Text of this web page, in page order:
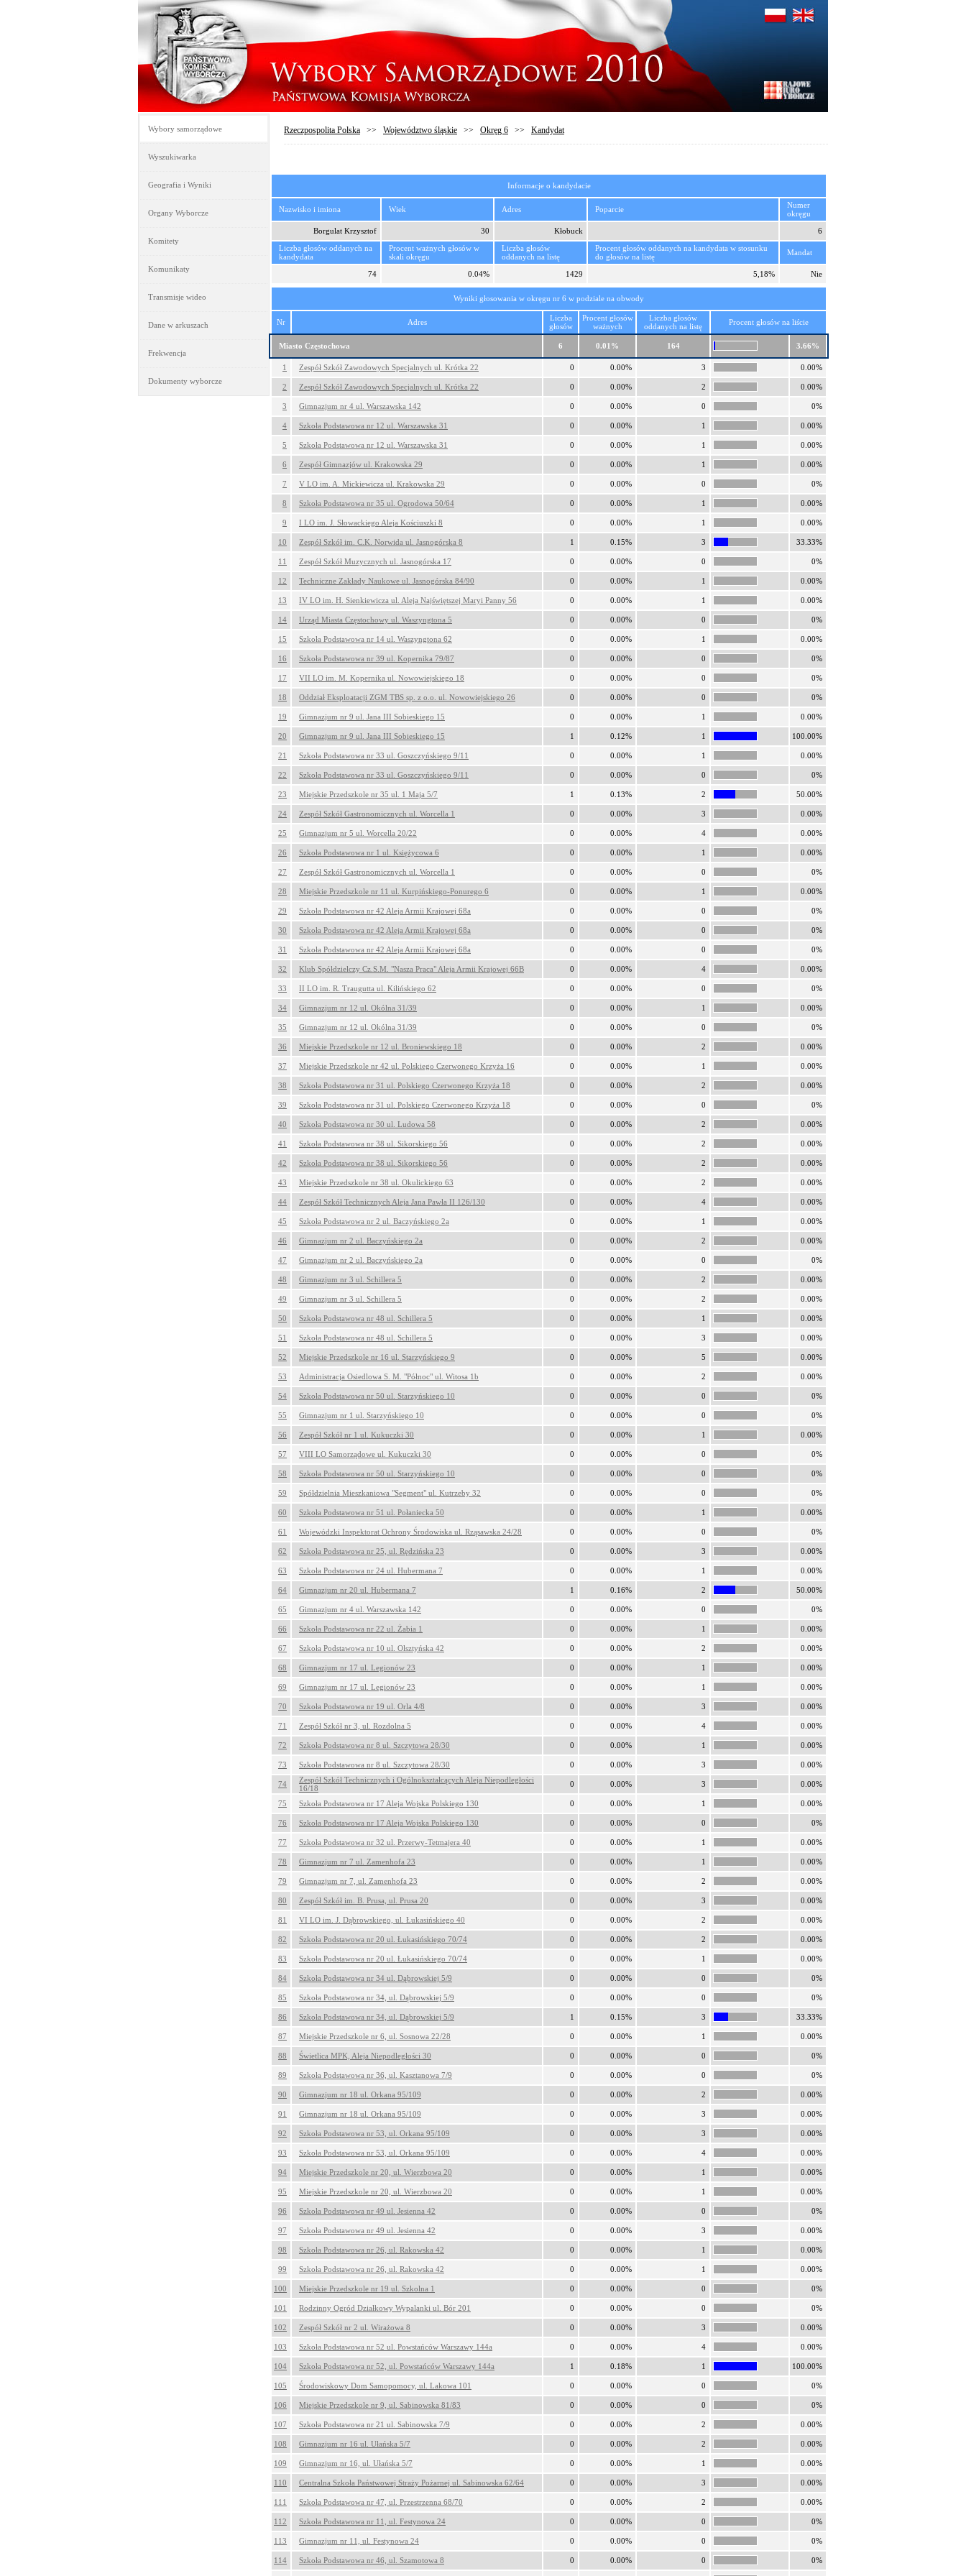
Wybory samorządowe
Wyszukiwarka
Geografia i Wyniki
Organy Wyborcze
Komitety
Komunikaty
Transmisje wideo
Dane w arkuszach
Frekwencja
Dokumenty wyborcze
Rzeczpospolita Polska >> Województwo śląskie >> Okręg 6 >> Kandydat
Informacje o kandydacie
Nazwisko i imiona Wiek Adres Poparcie
Numer
okręgu
Borgulat Krzysztof
30 Kłobuck
6
Liczba głosów oddanych na
kandydata
Procent ważnych głosów w
skali okręgu
Liczba głosów
oddanych na listę
Procent głosów oddanych na kandydata w stosunku
do głosów na listę
Mandat
74 0.04% 1429 5,18% Nie
Wyniki głosowania w okręgu nr 6 w podziale na obwody
Nr Adres
Liczba
głosów
Procent głosów
ważnych
Liczba głosów
oddanych na listę
Procent głosów na liście
Miasto Częstochowa 6 0.01% 164 3.66%
1 Zespół Szkół Zawodowych Specjalnych ul. Krótka 22 0 0.00% 3 0.00%
2 Zespół Szkół Zawodowych Specjalnych ul. Krótka 22 0 0.00% 2 0.00%
3 Gimnazjum nr 4 ul. Warszawska 142 0 0.00% 0 0%
4 Szkoła Podstawowa nr 12 ul. Warszawska 31 0 0.00% 1 0.00%
5 Szkoła Podstawowa nr 12 ul. Warszawska 31 0 0.00% 1 0.00%
6 Zespół Gimnazjów ul. Krakowska 29 0 0.00% 1 0.00%
7 V LO im. A. Mickiewicza ul. Krakowska 29 0 0.00% 0 0%
8 Szkoła Podstawowa nr 35 ul. Ogrodowa 50/64 0 0.00% 1 0.00%
9 I LO im. J. Słowackiego Aleja Kościuszki 8 0 0.00% 1 0.00%
10 Zespół Szkół im. C.K. Norwida ul. Jasnogórska 8 1 0.15% 3 33.33%
11 Zespół Szkół Muzycznych ul. Jasnogórska 17 0 0.00% 0 0%
12 Techniczne Zakłady Naukowe ul. Jasnogórska 84/90 0 0.00% 1 0.00%
13 IV LO im. H. Sienkiewicza ul. Aleja Najświętszej Maryi Panny 56 0 0.00% 1 0.00%
14 Urząd Miasta Częstochowy ul. Waszyngtona 5 0 0.00% 0 0%
15 Szkoła Podstawowa nr 14 ul. Waszyngtona 62 0 0.00% 1 0.00%
16 Szkoła Podstawowa nr 39 ul. Kopernika 79/87 0 0.00% 0 0%
17 VII LO im. M. Kopernika ul. Nowowiejskiego 18 0 0.00% 0 0%
18 Oddział Eksploatacji ZGM TBS sp. z o.o. ul. Nowowiejskiego 26 0 0.00% 0 0%
19 Gimnazjum nr 9 ul. Jana III Sobieskiego 15 0 0.00% 1 0.00%
20 Gimnazjum nr 9 ul. Jana III Sobieskiego 15 1 0.12% 1 100.00%
21 Szkoła Podstawowa nr 33 ul. Goszczyńskiego 9/11 0 0.00% 1 0.00%
22 Szkoła Podstawowa nr 33 ul. Goszczyńskiego 9/11 0 0.00% 0 0%
23 Miejskie Przedszkole nr 35 ul. 1 Maja 5/7 1 0.13% 2 50.00%
24 Zespół Szkół Gastronomicznych ul. Worcella 1 0 0.00% 3 0.00%
25 Gimnazjum nr 5 ul. Worcella 20/22 0 0.00% 4 0.00%
26 Szkoła Podstawowa nr 1 ul. Księżycowa 6 0 0.00% 1 0.00%
27 Zespół Szkół Gastronomicznych ul. Worcella 1 0 0.00% 0 0%
28 Miejskie Przedszkole nr 11 ul. Kurpińskiego-Ponurego 6 0 0.00% 1 0.00%
29 Szkoła Podstawowa nr 42 Aleja Armii Krajowej 68a 0 0.00% 0 0%
30 Szkoła Podstawowa nr 42 Aleja Armii Krajowej 68a 0 0.00% 0 0%
31 Szkoła Podstawowa nr 42 Aleja Armii Krajowej 68a 0 0.00% 0 0%
32 Klub Spółdzielczy Cz.S.M. "Nasza Praca" Aleja Armii Krajowej 66B 0 0.00% 4 0.00%
33 II LO im. R. Traugutta ul. Kilińskiego 62 0 0.00% 0 0%
34 Gimnazjum nr 12 ul. Okólna 31/39 0 0.00% 1 0.00%
35 Gimnazjum nr 12 ul. Okólna 31/39 0 0.00% 0 0%
36 Miejskie Przedszkole nr 12 ul. Broniewskiego 18 0 0.00% 2 0.00%
37 Miejskie Przedszkole nr 42 ul. Polskiego Czerwonego Krzyża 16 0 0.00% 1 0.00%
38 Szkoła Podstawowa nr 31 ul. Polskiego Czerwonego Krzyża 18 0 0.00% 2 0.00%
39 Szkoła Podstawowa nr 31 ul. Polskiego Czerwonego Krzyża 18 0 0.00% 0 0%
40 Szkoła Podstawowa nr 30 ul. Ludowa 58 0 0.00% 2 0.00%
41 Szkoła Podstawowa nr 38 ul. Sikorskiego 56 0 0.00% 2 0.00%
42 Szkoła Podstawowa nr 38 ul. Sikorskiego 56 0 0.00% 2 0.00%
43 Miejskie Przedszkole nr 38 ul. Okulickiego 63 0 0.00% 2 0.00%
44 Zespół Szkół Technicznych Aleja Jana Pawła II 126/130 0 0.00% 4 0.00%
45 Szkoła Podstawowa nr 2 ul. Baczyńskiego 2a 0 0.00% 1 0.00%
46 Gimnazjum nr 2 ul. Baczyńskiego 2a 0 0.00% 2 0.00%
47 Gimnazjum nr 2 ul. Baczyńskiego 2a 0 0.00% 0 0%
48 Gimnazjum nr 3 ul. Schillera 5 0 0.00% 2 0.00%
49 Gimnazjum nr 3 ul. Schillera 5 0 0.00% 2 0.00%
50 Szkoła Podstawowa nr 48 ul. Schillera 5 0 0.00% 1 0.00%
51 Szkoła Podstawowa nr 48 ul. Schillera 5 0 0.00% 3 0.00%
52 Miejskie Przedszkole nr 16 ul. Starzyńskiego 9 0 0.00% 5 0.00%
53 Administracja Osiedlowa S. M. "Północ" ul. Witosa 1b 0 0.00% 2 0.00%
54 Szkoła Podstawowa nr 50 ul. Starzyńskiego 10 0 0.00% 0 0%
55 Gimnazjum nr 1 ul. Starzyńskiego 10 0 0.00% 0 0%
56 Zespół Szkół nr 1 ul. Kukuczki 30 0 0.00% 1 0.00%
57 VIII LO Samorządowe ul. Kukuczki 30 0 0.00% 0 0%
58 Szkoła Podstawowa nr 50 ul. Starzyńskiego 10 0 0.00% 0 0%
59 Spółdzielnia Mieszkaniowa "Segment" ul. Kutrzeby 32 0 0.00% 0 0%
60 Szkoła Podstawowa nr 51 ul. Połaniecka 50 0 0.00% 1 0.00%
61 Wojewódzki Inspektorat Ochrony Środowiska ul. Rząsawska 24/28 0 0.00% 0 0%
62 Szkoła Podstawowa nr 25, ul. Rędzińska 23 0 0.00% 3 0.00%
63 Szkoła Podstawowa nr 24 ul. Hubermana 7 0 0.00% 1 0.00%
64 Gimnazjum nr 20 ul. Hubermana 7 1 0.16% 2 50.00%
65 Gimnazjum nr 4 ul. Warszawska 142 0 0.00% 0 0%
66 Szkoła Podstawowa nr 22 ul. Żabia 1 0 0.00% 1 0.00%
67 Szkoła Podstawowa nr 10 ul. Olsztyńska 42 0 0.00% 2 0.00%
68 Gimnazjum nr 17 ul. Legionów 23 0 0.00% 1 0.00%
69 Gimnazjum nr 17 ul. Legionów 23 0 0.00% 1 0.00%
70 Szkoła Podstawowa nr 19 ul. Orla 4/8 0 0.00% 3 0.00%
71 Zespół Szkół nr 3, ul. Rozdolna 5 0 0.00% 4 0.00%
72 Szkoła Podstawowa nr 8 ul. Szczytowa 28/30 0 0.00% 1 0.00%
73 Szkoła Podstawowa nr 8 ul. Szczytowa 28/30 0 0.00% 3 0.00%
74
Zespół Szkół Technicznych i Ogólnokształcących Aleja Niepodległości
16/18
0 0.00% 3 0.00%
75 Szkoła Podstawowa nr 17 Aleja Wojska Polskiego 130 0 0.00% 1 0.00%
76 Szkoła Podstawowa nr 17 Aleja Wojska Polskiego 130 0 0.00% 0 0%
77 Szkoła Podstawowa nr 32 ul. Przerwy-Tetmajera 40 0 0.00% 1 0.00%
78 Gimnazjum nr 7 ul. Zamenhofa 23 0 0.00% 1 0.00%
79 Gimnazjum nr 7, ul. Zamenhofa 23 0 0.00% 2 0.00%
80 Zespół Szkół im. B. Prusa, ul. Prusa 20 0 0.00% 3 0.00%
81 VI LO im. J. Dąbrowskiego, ul. Łukasińskiego 40 0 0.00% 2 0.00%
82 Szkoła Podstawowa nr 20 ul. Łukasińskiego 70/74 0 0.00% 2 0.00%
83 Szkoła Podstawowa nr 20 ul. Łukasińskiego 70/74 0 0.00% 1 0.00%
84 Szkoła Podstawowa nr 34 ul. Dąbrowskiej 5/9 0 0.00% 0 0%
85 Szkoła Podstawowa nr 34, ul. Dąbrowskiej 5/9 0 0.00% 0 0%
86 Szkoła Podstawowa nr 34, ul. Dąbrowskiej 5/9 1 0.15% 3 33.33%
87 Miejskie Przedszkole nr 6, ul. Sosnowa 22/28 0 0.00% 1 0.00%
88 Świetlica MPK, Aleja Niepodległości 30 0 0.00% 0 0%
89 Szkoła Podstawowa nr 36, ul. Kasztanowa 7/9 0 0.00% 0 0%
90 Gimnazjum nr 18 ul. Orkana 95/109 0 0.00% 2 0.00%
91 Gimnazjum nr 18 ul. Orkana 95/109 0 0.00% 3 0.00%
92 Szkoła Podstawowa nr 53, ul. Orkana 95/109 0 0.00% 3 0.00%
93 Szkoła Podstawowa nr 53, ul. Orkana 95/109 0 0.00% 4 0.00%
94 Miejskie Przedszkole nr 20, ul. Wierzbowa 20 0 0.00% 1 0.00%
95 Miejskie Przedszkole nr 20, ul. Wierzbowa 20 0 0.00% 1 0.00%
96 Szkoła Podstawowa nr 49 ul. Jesienna 42 0 0.00% 0 0%
97 Szkoła Podstawowa nr 49 ul. Jesienna 42 0 0.00% 3 0.00%
98 Szkoła Podstawowa nr 26, ul. Rakowska 42 0 0.00% 1 0.00%
99 Szkoła Podstawowa nr 26, ul. Rakowska 42 0 0.00% 1 0.00%
100 Miejskie Przedszkole nr 19 ul. Szkolna 1 0 0.00% 0 0%
101 Rodzinny Ogród Działkowy Wypalanki ul. Bór 201 0 0.00% 0 0%
102 Zespół Szkół nr 2 ul. Wirażowa 8 0 0.00% 3 0.00%
103 Szkoła Podstawowa nr 52 ul. Powstańców Warszawy 144a 0 0.00% 4 0.00%
104 Szkoła Podstawowa nr 52, ul. Powstańców Warszawy 144a 1 0.18% 1 100.00%
105 Środowiskowy Dom Samopomocy, ul. Lakowa 101 0 0.00% 0 0%
106 Miejskie Przedszkole nr 9, ul. Sabinowska 81/83 0 0.00% 0 0%
107 Szkoła Podstawowa nr 21 ul. Sabinowska 7/9 0 0.00% 2 0.00%
108 Gimnazjum nr 16 ul. Ułańska 5/7 0 0.00% 2 0.00%
109 Gimnazjum nr 16, ul. Ułańska 5/7 0 0.00% 1 0.00%
110 Centralna Szkoła Państwowej Straży Pożarnej ul. Sabinowska 62/64 0 0.00% 3 0.00%
111 Szkoła Podstawowa nr 47, ul. Przestrzenna 68/70 0 0.00% 2 0.00%
112 Szkoła Podstawowa nr 11, ul. Festynowa 24 0 0.00% 0 0%
113 Gimnazjum nr 11, ul. Festynowa 24 0 0.00% 0 0%
114 Szkoła Podstawowa nr 46, ul. Szamotowa 8 0 0.00% 0 0%